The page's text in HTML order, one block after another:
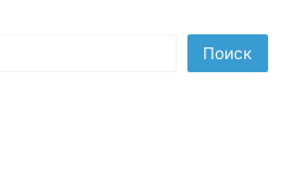
Поиск